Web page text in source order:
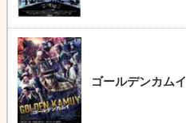
ゴールデンカムイ